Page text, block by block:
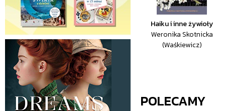
Haiku i inne żywioły
Weronika Skotnicka
(Waśkiewicz)
POLECAMY